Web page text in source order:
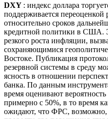
DXY : индекс доллара
поддерживается
относительно сроков
кредитной политики в США.
резкого роста инфляции,
сохраняющимися
Востоке. Публикация
резервной системы в среду
ясность в отношении
банка. По данным
время оценивают
примерно с 50%, в то время
ожидают, что ФРС, возможно,